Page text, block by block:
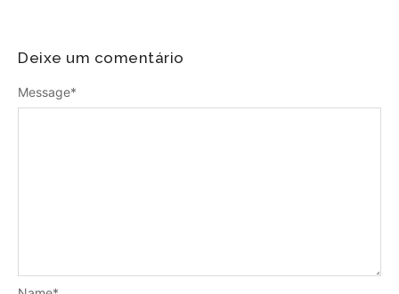
Deixe um comentário
Message*